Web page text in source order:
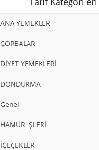
ANA YEMEKLER
ÇORBALAR
DİYET YEMEKLERİ
DONDURMA
Genel
HAMUR İŞLERİ
İÇEÇEKLER